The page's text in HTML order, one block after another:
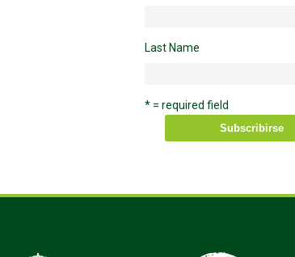
Last Name
* = required field